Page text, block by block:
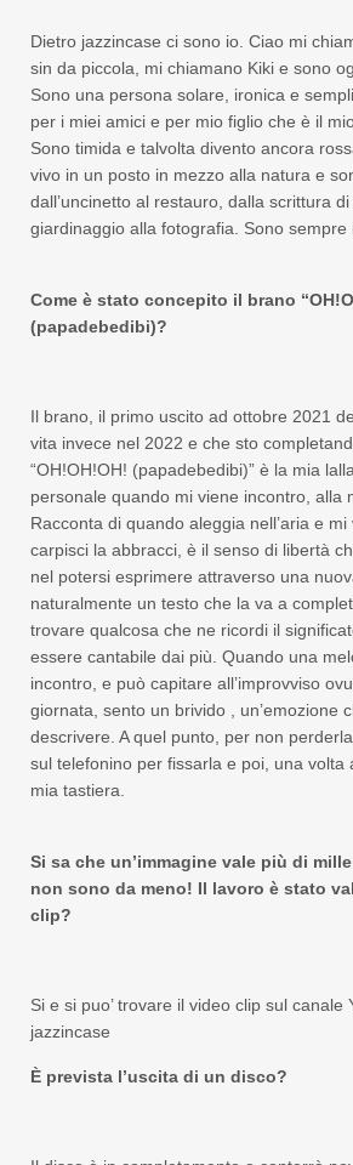
Dietro jazzincase ci sono io. Ciao mi
sin da piccola, mi chiamano Kiki e sono
Sono una persona solare, ironica e
per i miei amici e per mio figlio che è il
Sono timida e talvolta divento ancora
vivo in un posto in mezzo alla natura e
dall’uncinetto al restauro, dalla scrittura
giardinaggio alla fotografia. Sono sempre
Come è stato concepito il brano
(papadebedibi)?
Il brano, il primo uscito ad ottobre 2021
vita invece nel 2022 e che sto
“OH!OH!OH! (papadebedibi)” è la mia
personale quando mi viene incontro, alla
Racconta di quando aleggia nell’aria e
carpisci la abbracci, è il senso di libertà
nel potersi esprimere attraverso una
naturalmente un testo che la va a
trovare qualcosa che ne ricordi il
essere cantabile dai più. Quando una
incontro, e può capitare all’improvviso
giornata, sento un brivido , un’emozione
descrivere. A quel punto, per non
sul telefonino per fissarla e poi, una volta
mia tastiera.
Si sa che un’immagine vale più di
non sono da meno! Il lavoro è stato
clip?
Si e si puo’ trovare il video clip sul canale
jazzincase
È prevista l’uscita di un disco?